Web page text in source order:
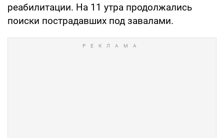
реабилитации. На 11 утра продолжались
поиски пострадавших под завалами.